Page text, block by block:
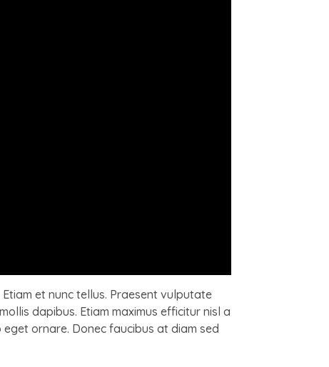
et nunc tellus. Praesent vulputate
dapibus. Etiam maximus efficitur nisl a
ornare. Donec faucibus at diam sed